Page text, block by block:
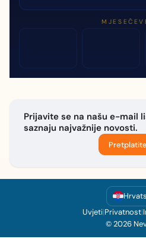
Prijavite se na našu e-mail
saznaju najvažnije novosti.
Uvjeti|Privatnost|
© 2026